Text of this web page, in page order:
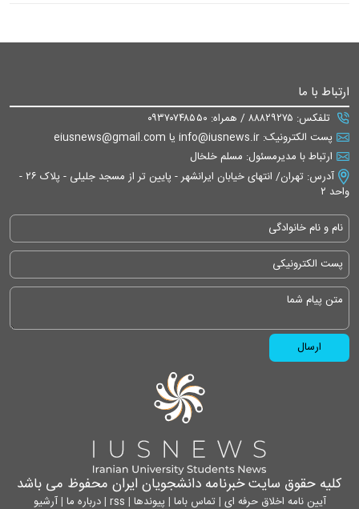
ارتباط با ما
تلفکس: ۸۸۸۲۹۲۷۵ / همراه: ۰۹۳۷۰۷۴۸۵۵۰
پست الکترونیک: info@iusnews.ir یا eiusnews@gmail.com
ارتباط با مدیرمسئول: مسلم خلخال
آدرس: تهران/ انتهای خیابان ایرانشهر - پایین تر از مسجد جلیلی - پلاک ۲۶ -
واحد ۲
کلیه حقوق سایت خبرنامه دانشجویان ایران محفوظ می باشد
آیین نامه اخلاق حرفه ای | تماس باما | پیوندها |
rss
|درباره ما |آرشیو